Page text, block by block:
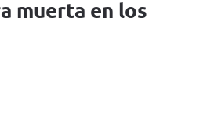
muerta en los